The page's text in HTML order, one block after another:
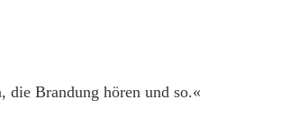
die Brandung hören und so.«